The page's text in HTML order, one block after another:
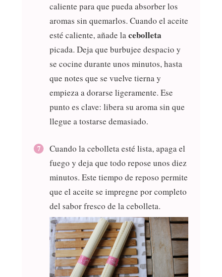
caliente para que pueda absorber los
aromas sin quemarlos. Cuando el aceite
esté caliente, añade lacebolleta
picada. Deja que burbujee despacio y
se cocine durante unos minutos, hasta
que notes que se vuelve tierna y
empieza a dorarse ligeramente. Ese
punto es clave: libera su aroma sin que
llegue a tostarse demasiado.
Cuando la cebolleta esté lista, apaga el
fuego y deja que todo repose unos diez
minutos. Este tiempo de reposo permite
que el aceite se impregne por completo
del sabor fresco de la cebolleta.